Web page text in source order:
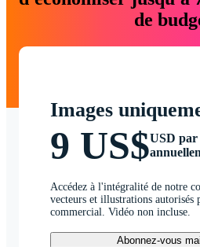
de
Images
9 US$USD par
Accédez à l'intégralité de notre
vecteurs et illustrations autorisés
commercial. Vidéo non incluse.
Abonnez-vous